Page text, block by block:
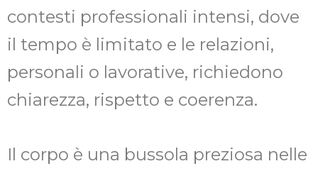
contesti professionali intensi, dove
il tempo è limitato e le relazioni,
personali o lavorative, richiedono
chiarezza, rispetto e coerenza.
Il corpo è una bussola preziosa nelle